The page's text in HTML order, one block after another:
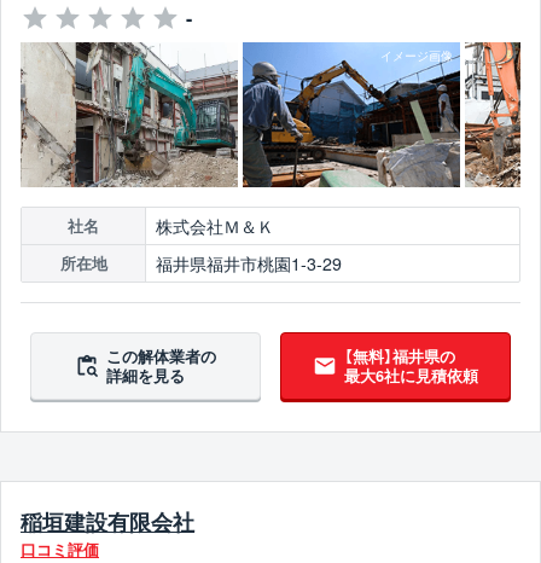
-
社名 株式会社Ｍ＆Ｋ
所在地 福井県福井市桃園1-3-29
この解体業者の
詳細を見る
【無料】福井県の
最大6社に見積依頼
稲垣建設有限会社
口コミ評価